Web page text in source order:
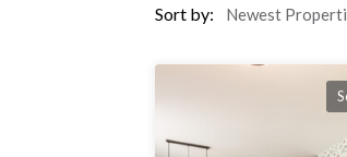
Sort by: Newest